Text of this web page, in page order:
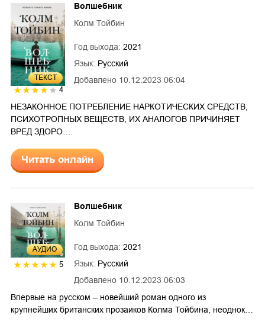
ТЕКСТ
4
Добавлено 10.12.2023 06:04
Волшебник
Колм Тойбин
Год выхода: 2021
Язык: Русский
НЕЗАКОННОЕ ПОТРЕБЛЕНИЕ НАРКОТИЧЕСКИХ СРЕДСТВ,
ПСИХОТРОПНЫХ ВЕЩЕСТВ, ИХ АНАЛОГОВ ПРИЧИНЯЕТ
ВРЕД ЗДОРО…
Читать онлайн
AУДИО
5
Добавлено 10.12.2023 06:03
Волшебник
Колм Тойбин
Год выхода: 2021
Язык: Русский
Впервые на русском – новейший роман одного из
крупнейших британских прозаиков Колма Тойбина, неоднок…